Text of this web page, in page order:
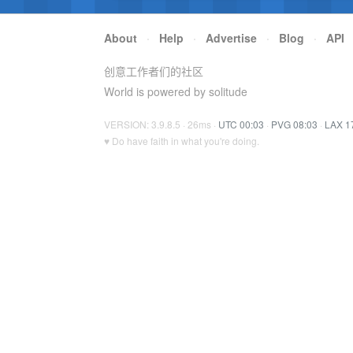
About · Help · Advertise · Blog · API
创意工作者们的社区
World is powered by solitude
VERSION: 3.9.8.5 · 26ms · UTC 00:03 · PVG 08:03 · LAX
♥ Do have faith in what you're doing.